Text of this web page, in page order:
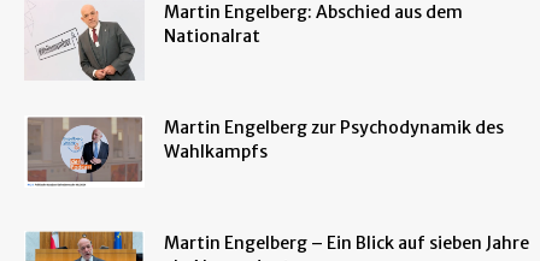
Martin Engelberg: Abschied aus dem
Nationalrat
Martin Engelberg zur Psychodynamik des
Wahlkampfs
Martin Engelberg – Ein Blick auf sieben Jahre